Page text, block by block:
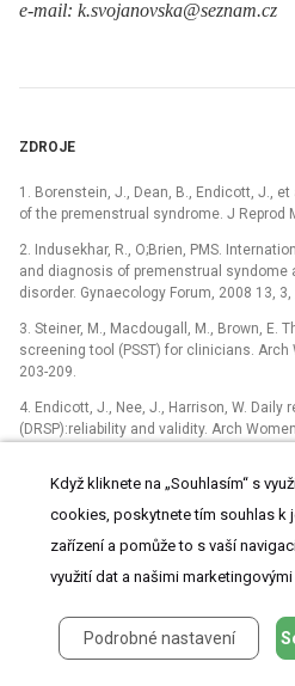
e-mail: k.svojanovska@seznam.cz
ZDROJE
1. Borenstein, J., Dean, B., Endicott, J.,
of the premenstrual syndrome. J Reprod
2. Indusekhar, R., O;Brien, PMS.
and diagnosis of premenstrual syndome
disorder. Gynaecology Forum, 2008 13, 3,
3. Steiner, M., Macdougall, M., Brown, E.
screening tool (PSST) for clinicians. Arch
203-209.
4. Endicott, J., Nee, J., Harrison, W. Daily
(DRSP):reliability and validity. Arch
závažného PMS/PMDD v gynekologické
(suppl. A), 4, p. 608-619.
6. Genazzani, AR., Monteleone, P., Simi,
Gyneacol Forum, 2008, 13, 3, p. 8-12.
7. Cunningham, J.,Yonkers, KA., et al.
premenstrual dysphoric disorder. Harv
Když kliknete na „Souhlasím“ s
cookies, poskytnete tím souhlas k
zařízení a pomůže to s vaší
využití dat a našimi
Podrobné nastavení